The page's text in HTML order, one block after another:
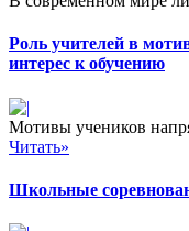
Роль учителей в
интерес к обучению
Мотивы учеников
Читать»
Школьные